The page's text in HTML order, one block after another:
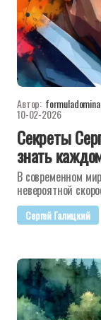
Автор:
10-02-2026
Секреты
знать
В современном
невероятной
Сергей Галицкий